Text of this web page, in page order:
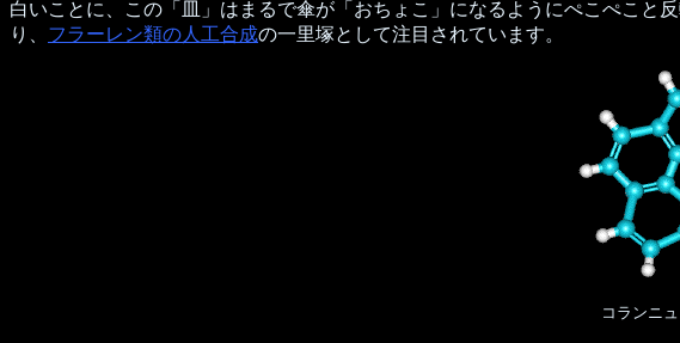
白いことに、この「皿」はまるで傘が「おちょこ」になるようにぺこぺこと
り、 フラーレン類の人工合成の一里塚として注目されています。
コランニ